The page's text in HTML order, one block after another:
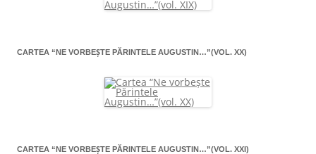
CARTEA “NE VORBEŞTE PĂRINTELE AUGUSTIN…”(VOL. XX)
CARTEA “NE VORBEŞTE PĂRINTELE AUGUSTIN…”(VOL. XXI)